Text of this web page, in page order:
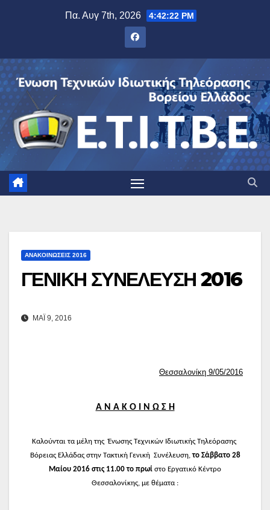
Πα. Αυγ 7th, 2026 4:42:22 PM
ΑΝΑΚΟΙΝΏΣΕΙΣ 2016
ΓΕΝΙΚΗ ΣΥΝΕΛΕΥΣΗ 2016
ΜΆΙ 9, 2016
Θεσσαλονίκη 9/05/2016
Α Ν Α Κ Ο Ι Ν Ω Σ Η
Καλούνται τα μέλη της Ένωσης Τεχνικών Ιδιωτικής Τηλεόρασης
Βόρειας Ελλάδας στην Τακτική Γενική Συνέλευση,το Σάββατο 28
Μαίου 2016 στις 11.00 το πρωί στο Εργατικό Κέντρο
Θεσσαλονίκης, με θέματα :